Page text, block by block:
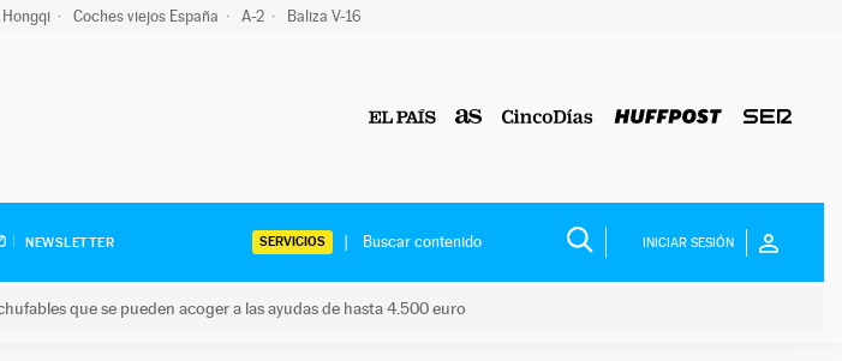
Hongqi Coches viejos España A-2 Baliza V-16
NEWSLETTER SERVICIOS INICIAR SESIÓN
que se pueden acoger a las ayudas de hasta 4.500 euro